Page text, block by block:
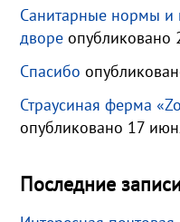
Санитарные нормы и
дворе опубликовано
Спасибо
Страусиная ферма
опубликовано 17
Последние